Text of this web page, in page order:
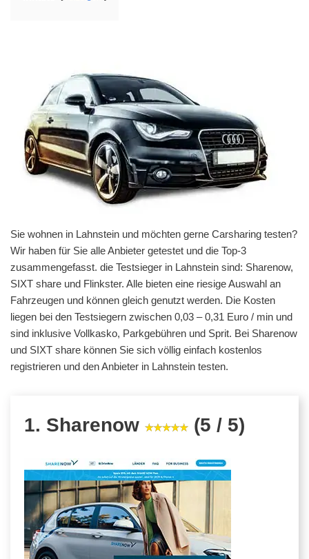
Sie wohnen in Lahnstein und möchten gerne Carsharing testen?
Wir haben für Sie alle Anbieter getestet und die Top-3
zusammengefasst. die Testsieger in Lahnstein sind: Sharenow,
SIXT share und Flinkster. Alle bieten eine riesige Auswahl an
Fahrzeugen und können gleich genutzt werden. Die Kosten
liegen bei den Testsiegern zwischen 0,03 – 0,31 Euro / min und
sind inklusive Vollkasko, Parkgebühren und Sprit. Bei Sharenow
und SIXT share können Sie sich völlig einfach kostenlos
registrieren und den Anbieter in Lahnstein testen.
1. Sharenow (5 / 5)